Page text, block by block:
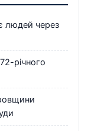
людей через
річного